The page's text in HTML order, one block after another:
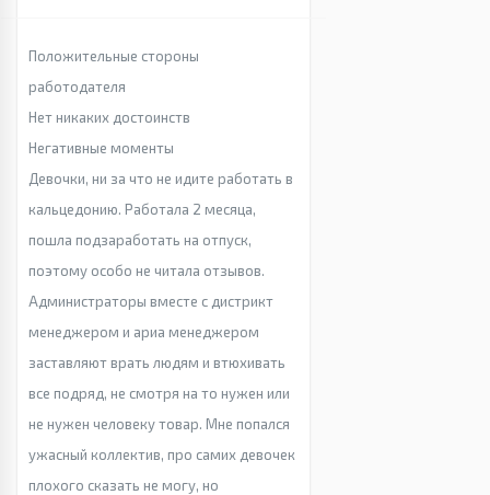
Положительные стороны
работодателя
Нет никаких достоинств
Негативные моменты
Девочки, ни за что не идите работать в
кальцедонию. Работала 2 месяца,
пошла подзаработать на отпуск,
поэтому особо не читала отзывов.
Администраторы вместе с дистрикт
менеджером и ариа менеджером
заставляют врать людям и втюхивать
все подряд, не смотря на то нужен или
не нужен человеку товар. Мне попался
ужасный коллектив, про самих девочек
плохого сказать не могу, но